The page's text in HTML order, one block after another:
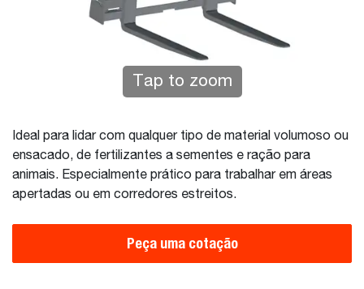
Tap to zoom
Ideal para lidar com qualquer tipo de material volumoso ou
ensacado, de fertilizantes a sementes e ração para
animais. Especialmente prático para trabalhar em áreas
apertadas ou em corredores estreitos.
Peça uma cotação